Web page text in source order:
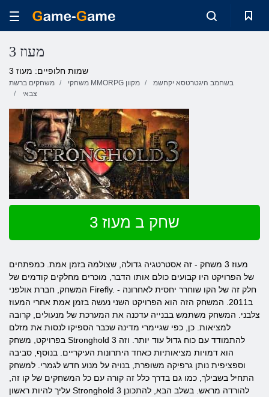
מעוז 3
שמות חלופיים: מעוז 3
משחקים ברשת משחקי MMORPG מקוון
בשחמב היגטרטסא יקחשמ
צבאי
שחק ב מעוז 3
מעוז 3 משחק - זה אסטרטגיה גדולה, שצולמה בזמן אמת. כמפתחים
של הפרויקט היו קבועים כולם אותו הדבר, מוכרים מחלקים קודמים של
המשחק, חברת אולפני Firefly. חלק זה של הקו שוחרר יחסית לאחרונה -
ב2011. המשחק הזה הוא הפרויקט השני נעשה בזמן אמת אחרי המעוז
צלבני. המשחק משתמש בבנייה עדכנה את המערכת של מנעולים, קרובה
למציאות. כן, כפי שגיימרי מדינה שכבר הספיקו לנסות את מזלם
בפרויקט, משחק Stronghold 3 להתמודד עם כוח גדול עוד יותר. וזה
הוא דמויות מציאותיות כאחד היתרונות העיקריים. בנוסף, סביבה
וספציפית נותן גרפיקה משופרת, בנויה על מנוע חדש לגמרי. למשחק
התחיל בשבילך, כמו גם בדרך כלל זה קורה עם כל המשחקים של קו זה,
עליך להיות ראשון Stronghold 3 להורדה מראש. בשלב הבא, להתכונן